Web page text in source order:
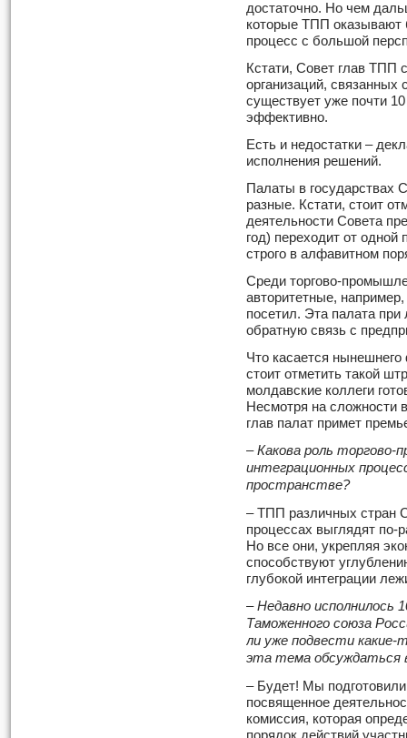
достаточно. Но чем
которые ТПП оказывают
процесс с большой
Кстати, Совет глав ТПП
организаций, связанных
существует уже почти
эффективно.
Есть и недостатки –
исполнения решений.
Палаты в государствах
разные. Кстати, стоит
деятельности Совета
год) переходит от одной
строго в алфавитном
Среди торгово-
авторитетные,
посетил. Эта палата
обратную связь с
Что касается
стоит отметить такой
молдавские коллеги
Несмотря на сложности
глав палат примет
– Какова роль
интеграционных
пространстве?
– ТПП различных стран
процессах выглядят по-
Но все они, укрепляя
способствуют
глубокой интеграции
– Недавно исполнилось
Таможенного союза
ли уже подвести
эта тема обсуждаться
– Будет! Мы
посвященное
комиссия, которая